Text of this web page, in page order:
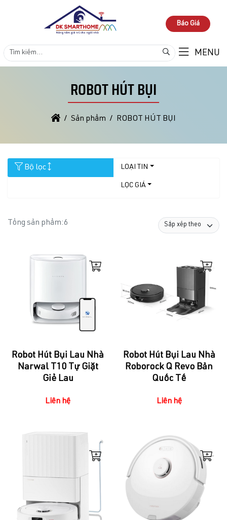
Báo Giá
MENU
ROBOT HÚT BỤI
Sản phẩm ROBOT HÚT BỤI
Bộ lọc LOẠI TIN
LỌC GIÁ
Tổng sản phẩm:6
Robot Hút Bụi Lau Nhà
Narwal T10 Tự Giặt
Giẻ Lau
Liên hệ
Robot Hút Bụi Lau Nhà
Roborock Q Revo Bản
Quốc Tế
Liên hệ